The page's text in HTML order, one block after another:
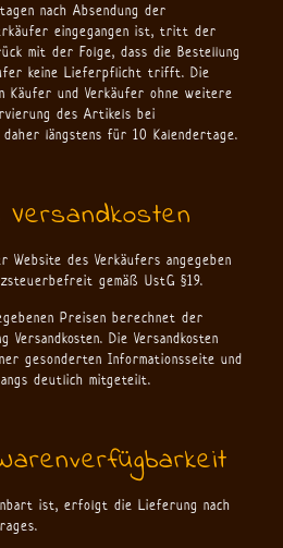
nach Absendung der
eingegangen ist, tritt der
mit der Folge, dass die Bestellung
keine Lieferpflicht trifft. Die
Käufer und Verkäufer ohne weitere
des Artikels bei
längstens für 10 Kalendertage.
Website des Verkäufers angegeben
gemäß UstG §19.
Preisen berechnet der
Die Versandkosten
gesonderten Informationsseite und
deutlich mitgeteilt.
ist, erfolgt die Lieferung nach